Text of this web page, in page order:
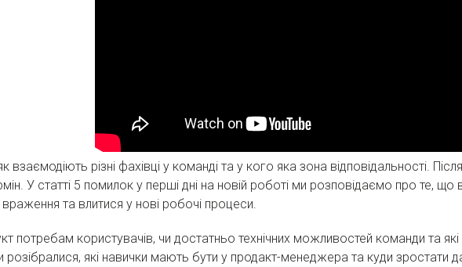
взаємодіють різні фахівці у команді та у кого яка зона відповідальності.
У статті 5 помилок у перші дні на новій роботі ми розповідаємо про те,
та влитися у нові робочі процеси.
потребам користувачів, чи достатньо технічних можливостей команди та які
які навички мають бути у продакт-менеджера та куди зростати